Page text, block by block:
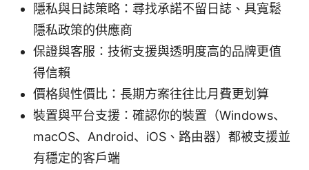
隱私與日誌策略：尋找承諾不留日誌、具寬鬆
隱私政策的供應商
保證與客服：技術支援與透明度高的品牌更值
得信賴
價格與性價比：長期方案往往比月費更划算
裝置與平台支援：確認你的裝置（Windows、
macOS、Android、iOS、路由器）都被支援並
有穩定的客戶端